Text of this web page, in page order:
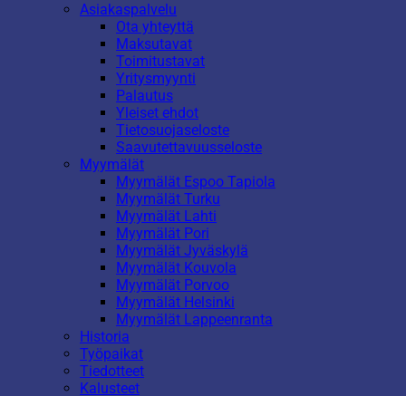
Asiakaspalvelu
Ota yhteyttä
Maksutavat
Toimitustavat
Yritysmyynti
Palautus
Yleiset ehdot
Tietosuojaseloste
Saavutettavuusseloste
Myymälät
Myymälät Espoo Tapiola
Myymälät Turku
Myymälät Lahti
Myymälät Pori
Myymälät Jyväskylä
Myymälät Kouvola
Myymälät Porvoo
Myymälät Helsinki
Myymälät Lappeenranta
Historia
Työpaikat
Tiedotteet
Kalusteet